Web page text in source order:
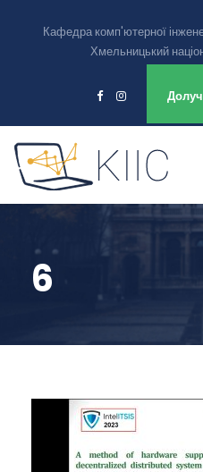
Кафедра комп'ютерної
Хмельницький
6